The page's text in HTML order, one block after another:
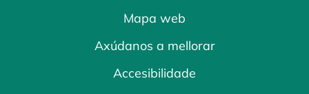
Mapa web
Axúdanos a mellorar
Accesibilidade